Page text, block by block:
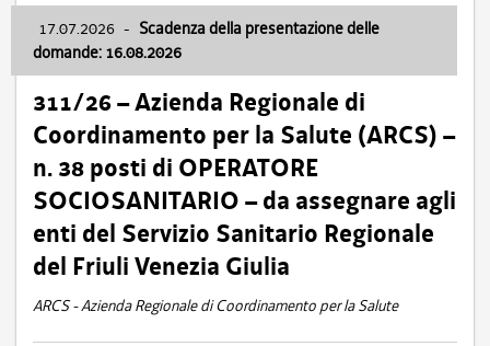
17.07.2026 - Scadenza della presentazione delle
domande: 16.08.2026
311/26 – Azienda Regionale di
Coordinamento per la Salute (ARCS) –
n. 38 posti di OPERATORE
SOCIOSANITARIO – da assegnare agli
enti del Servizio Sanitario Regionale
del Friuli Venezia Giulia
ARCS - Azienda Regionale di Coordinamento per la Salute